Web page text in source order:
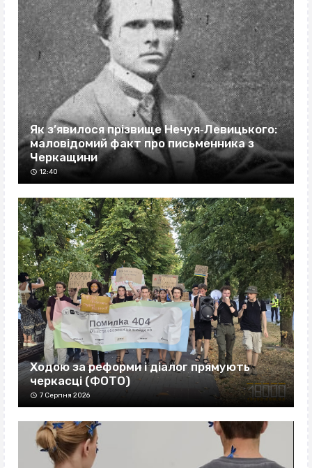
Як з’явилося прізвище Нечуя‐Левицького:
маловідомий факт про письменника з
Черкащини
12:40
Ходою за реформи і діалог прямують
черкасці (ФОТО)
7 Серпня 2026